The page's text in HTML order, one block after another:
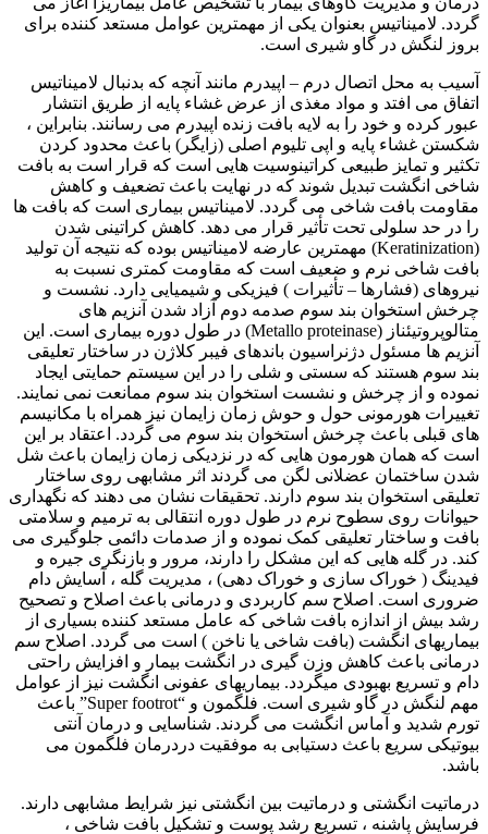
گردد. لامیناتیس بعنوان یکی از مهمترین عوامل مستعد کننده برای
بروز لنگش در گاو شیری است.
آسیب به محل اتصال درم – اپیدرم مانند آنچه که بدنبال لامیناتیس
اتفاق می افتد و مواد مغذی از عرض غشاء پایه از طریق انتشار
عبور کرده و خود را به لایه بافت زنده اپیدرم می رسانند. بنابراین ،
شکستن غشاء پایه و اپی تلیوم اصلی (زایگر) باعث محدود کردن
تکثیر و تمایز طبیعی کراتینوسیت هایی است که قرار است به بافت
شاخی انگشت تبدیل شوند که در نهایت باعث تضعیف و کاهش
مقاومت بافت شاخی می گردد. لامیناتیس بیماری است که بافت ها
را در حد سلولی تحت تأثیر قرار می دهد. کاهش کراتینی شدن
(
Keratinization) مهمترین عارضه لامیناتیس بوده که نتیجه آن تولید
بافت شاخی نرم و ضعیف است که مقاومت کمتری نسبت به
نیروهای (فشارها – تأثیرات ) فیزیکی و شیمیایی دارد. نشست و
چرخش استخوان بند سوم صدمه دوم آزاد شدن آنزیم های
متالوپروتیئناز (Metallo proteinase) در طول دوره بیماری است. این
آنزیم ها مسئول دژنراسیون باندهای فیبر کلاژن در ساختار تعلیقی
بند سوم هستند که سستی و شلی را در این سیستم حمایتی ایجاد
نموده و از چرخش و نشست استخوان بند سوم ممانعت نمی نمایند.
تغییرات هورمونی حول و حوش زمان زایمان نیز همراه با مکانیسم
های قبلی باعث چرخش استخوان بند سوم می گردد. اعتقاد بر این
است که همان هورمون هایی که در نزدیکی زمان زایمان باعث شل
شدن ساختمان عضلانی لگن می گردند اثر مشابهی روی ساختار
تعلیقی استخوان بند سوم دارند. تحقیقات نشان می دهند که نگهداری
حیوانات روی سطوح نرم در طول دوره انتقالی به ترمیم و سلامتی
بافت و ساختار تعلیقی کمک نموده و از صدمات دائمی جلوگیری می
کند. در گله هایی که این مشکل را دارند، مرور و بازنگری جیره و
فیدینگ ( خوراک سازی و خوراک دهی) ، مدیریت گله ، آسایش دام
ضروری است. اصلاح سم کاربردی و درمانی باعث اصلاح و تصحیح
رشد بیش از اندازه بافت شاخی که عامل مستعد کننده بسیاری از
بیماریهای انگشت (بافت شاخی یا ناخن ) است می گردد. اصلاح سم
درمانی باعث کاهش وزن گیری در انگشت بیمار و افزایش راحتی
دام و تسریع بهبودی میگردد. بیماریهای عفونی انگشت نیز از عوامل
مهم لنگش در گاو شیری است. فلگمون و “Super footrot” باعث
تورم شدید و آماس انگشت می گردند. شناسایی و درمان آنتی
بیوتیکی سریع باعث دستیابی به موفقیت دردرمان فلگمون می
باشد.
درماتیت انگشتی و درماتیت بین انگشتی نیز شرایط مشابهی دارند.
فرسایش پاشنه ، تسریع رشد پوست و تشکیل بافت شاخی ،